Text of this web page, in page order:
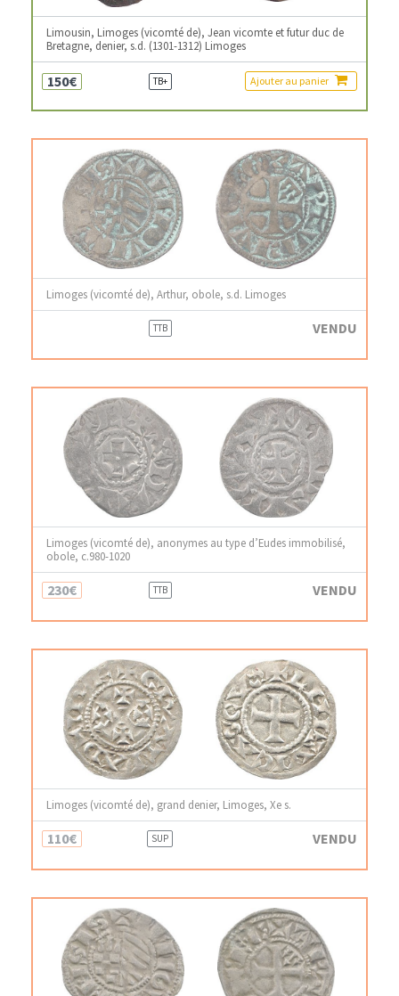
Limousin, Limoges (vicomté de), Jean vicomte et futur duc de
Bretagne, denier, s.d. (1301-1312) Limoges
150€ TB+ Ajouter au panier
Limoges (vicomté de), Arthur, obole, s.d. Limoges
TTB VENDU
Limoges (vicomté de), anonymes au type d’Eudes immobilisé,
obole, c.980-1020
230€ TTB VENDU
Limoges (vicomté de), grand denier, Limoges, Xe s.
110€ SUP VENDU